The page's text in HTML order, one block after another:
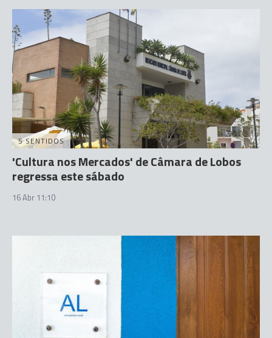
5 SENTIDOS
'Cultura nos Mercados' de Câmara de Lobos
regressa este sábado
16 Abr 11:10